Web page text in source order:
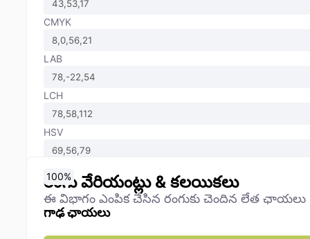
CMYK
LAB
LCH
HSV
రంగు వేరియంట్లు & కలయికలు
ఈ విభాగం ఎంపిక చేసిన రంగుకు చెందిన లేత ఛాయలు
గాఢ ఛాయలు
0%
10%
20%
30%
40%
50%
60%
70%
80%
90%
100%